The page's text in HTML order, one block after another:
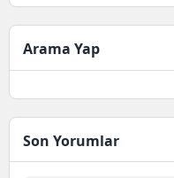
Arama Yap
Son Yorumlar